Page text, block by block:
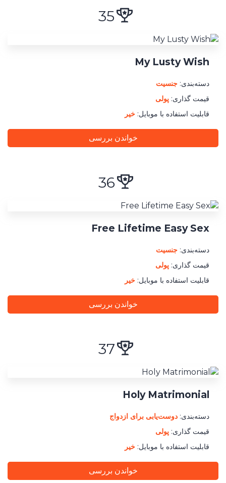
35
My Lusty Wish
دسته‌بندی: جنسیت
قیمت گذاری: پولی
قابلیت استفاده با موبایل: خیر
خواندن بررسی
36
Free Lifetime Easy Sex
دسته‌بندی: جنسیت
قیمت گذاری: پولی
قابلیت استفاده با موبایل: خیر
خواندن بررسی
37
Holy Matrimonial
دسته‌بندی: دوست‌يابی برای ازدواج
قیمت گذاری: پولی
قابلیت استفاده با موبایل: خیر
خواندن بررسی